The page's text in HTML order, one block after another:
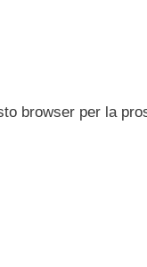
browser per la